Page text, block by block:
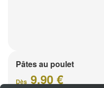
Pâtes au poulet
Dès 9.90 €